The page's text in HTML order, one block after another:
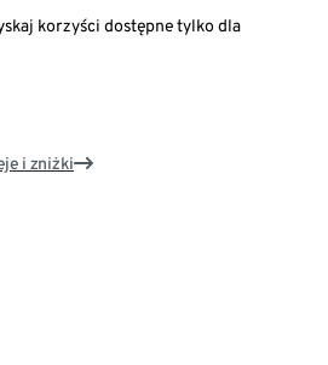
korzyści dostępne tylko dla
i zniżki